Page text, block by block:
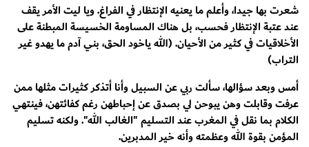
شعرت بها جيدا، وأعلم ما يعنيه الإنتظار في الفراغ. ويا ليت الأمر يقف
عند عتبة الإنتظار فحسب، بل هناك المساومة الخسيسة المبطنة على
الأخلاقيات في كثير من الأحيان. (الله ياخود الحق، بني آدم ما يهدو غير
التراب)
أمس وبعد سؤالها، سألت ربي عن السبيل وأنا أتذكر كثيرات مثلها ممن
عرفت وقابلت وهن يبوحن لي بصدق عن إحباطهن رغم كفائتهن، فينتهي
الكلام بما نقل في المغرب عند التسليم "الغالب الله". ولكنه تسليم
المؤمن بقوة الله وعظمته وأنه خير المدبرين.